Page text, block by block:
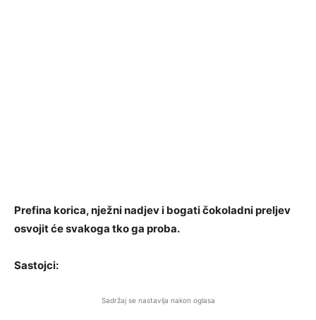
Prefina korica, nježni nadjev i bogati čokoladni preljev
osvojit će svakoga tko ga proba.
Sastojci:
Sadržaj se nastavlja nakon oglasa